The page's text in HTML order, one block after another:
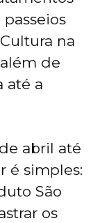
na
de
até a
abril até
é simples:
São
os